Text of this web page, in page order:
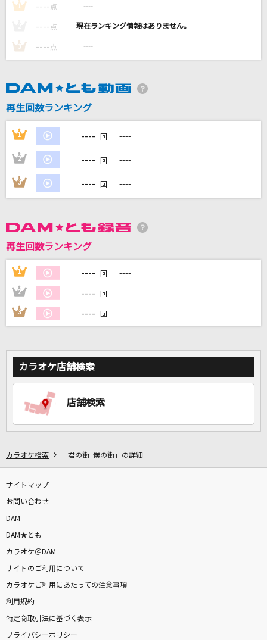
CHiCO with HoneyWorks
市川由紀乃
安室奈美恵
Happily [ハッピリー]
One Direction
[生音]愛人
テレサ・テン
EXILE
未来は風のように
Liella!
カラオケをもっと楽しもう！
1 ---- 点 ----
---- 点 ----
3 ---- 点 ----
再生回数ランキング
1 ---- 回 ----
2 ---- 回 ----
3 ---- 回 ----
再生回数ランキング
1 ---- 回 ----
2 ---- 回 ----
3 ---- 回 ----
カラオケ店舗検索
店舗検索
カラオケ検索 「君の街 僕の街」の詳細
サイトマップ
お問い合わせ
DAM
DAM★とも
カラオケ＠DAM
サイトのご利用について
カラオケご利用にあたっての注意事項
利用規約
特定商取引法に基づく表示
プライバシーポリシー